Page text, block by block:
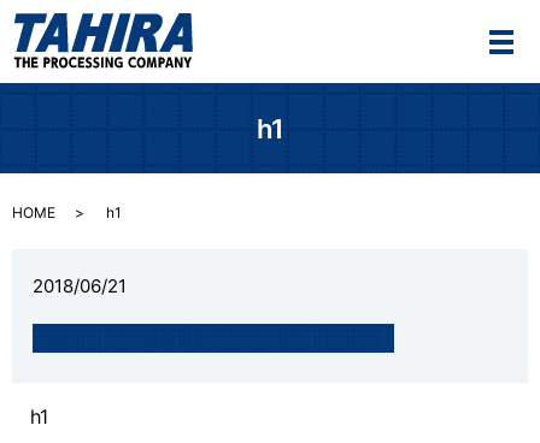
メ
h1
HOME h1
2018/06/21
h1